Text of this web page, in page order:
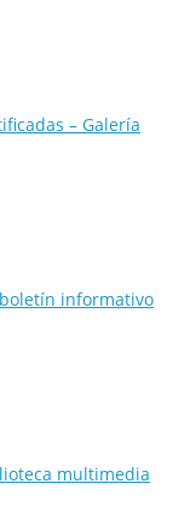
– Galería
informativo
multimedia